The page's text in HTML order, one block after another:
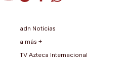
adn Noticias
a más +
TV Azteca Internacional